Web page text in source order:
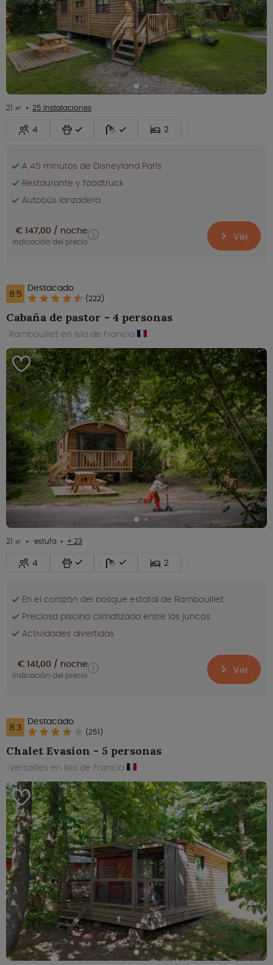
21 ㎡ 25 instalaciones
4 2
A 45 minutos de Disneyland París
Restaurante y foodtruck
Autobús lanzadera
€ 147,00 noche
indicación del precio Ver
8.5 Destacado
(222)
Cabaña de pastor - 4 personas
Rambouillet en Isla de Francia
21 ㎡ estufa + 23
4 2
En el corazón del bosque estatal de Rambouillet
Preciosa piscina climatizada entre los juncos
Actividades divertidas
€ 141,00 noche
indicación del precio Ver
8.3 Destacado
(251)
Chalet Evasion - 5 personas
Versailles en Isla de Francia